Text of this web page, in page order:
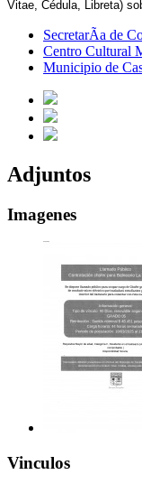
Vitae, Cédula, Libreta)
SecretarÃ­a de
Centro Cultural
Municipio de
Adjuntos
Imagenes
Vinculos